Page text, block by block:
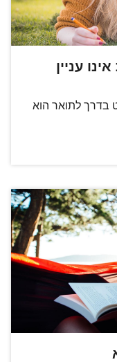
עניין
בדרך לתואר הוא